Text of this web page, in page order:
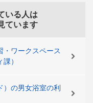
いる人は
ています
・ワークスペース
）
）の男女浴室の利